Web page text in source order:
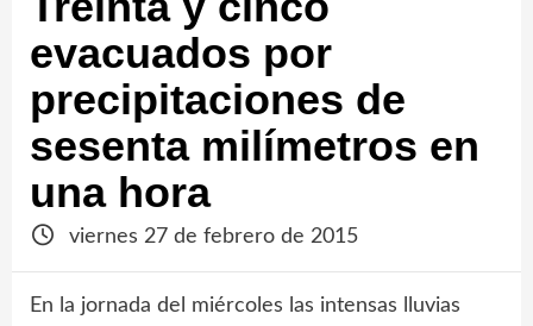
evacuados por
precipitaciones de
sesenta milímetros en
una hora
viernes 27 de febrero de 2015
En la jornada del miércoles las intensas lluvias